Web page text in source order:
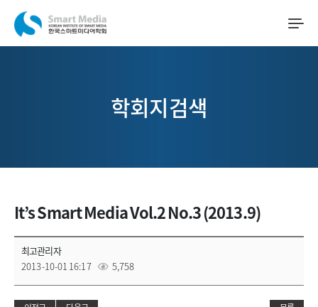
학회지검색
It’s Smart Media Vol.2 No.3 (2013.9)
최고관리자
2013-10-01 16:17
5,758